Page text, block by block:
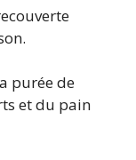
purée de
et du pain